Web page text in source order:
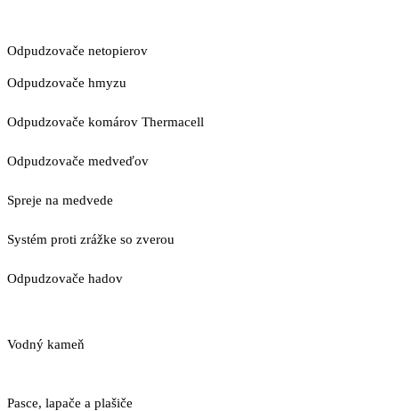
Odpudzovače netopierov
Odpudzovače hmyzu
Odpudzovače komárov Thermacell
Odpudzovače medveďov
Spreje na medvede
Systém proti zrážke so zverou
Odpudzovače hadov
Vodný kameň
Pasce, lapače a plašiče